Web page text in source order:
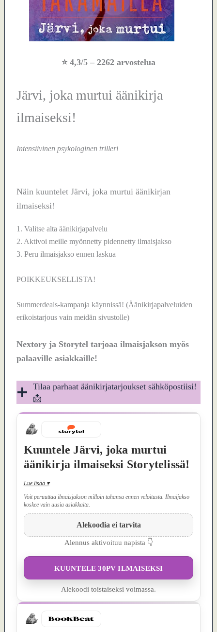
⭐ 4,3/5 – 2262 arvostelua
Järvi, joka murtui äänikirja
ilmaiseksi!
Intensiivinen psykologinen trilleri
Näin kuuntelet Järvi, joka murtui äänikirjan
ilmaiseksi!
1. Valitse alta äänikirjapalvelu
2. Aktivoi meille myönnetty pidennetty ilmaisjakso
3. Peru ilmaisjakso ennen laskua
POIKKEUKSELLISTA!
Summerdeals-kampanja käynnissä! (Äänikirjapalveluiden
erikoistarjous vain meidän sivustolle)
Nextory ja Storytel tarjoaa ilmaisjakson myös
palaaville asiakkaille!
Tilaa parhaat äänikirjatarjoukset sähköpostiisi!
📩
Kuuntele Järvi, joka murtui
äänikirja ilmaiseksi Storytelissä!
Lue lisää ▾
Voit peruuttaa ilmaisjakson milloin tahansa ennen veloitusta. Ilmaijakso
koskee vain uusia asiakkaita.
Alekoodia ei tarvita
Alennus aktivoituu napista 👇
KUUNTELE 30PV ILMAISEKSI
Alekoodi toistaiseksi voimassa.